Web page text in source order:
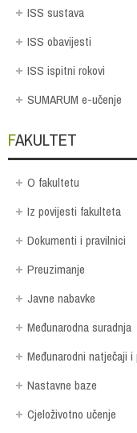
ISS sustava
ISS obavijesti
ISS ispitni rokovi
SUMARUM e-učenje
FAKULTET
O fakultetu
Iz povijesti fakulteta
Dokumenti i pravilnici
Preuzimanje
Javne nabavke
Međunarodna suradnja
Međunarodni natječaji i
Nastavne baze
Cjeloživotno učenje